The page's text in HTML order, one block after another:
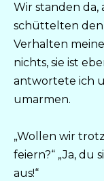
Wir standen
schüttelten den
Verhalten
nichts, sie ist
antwortete ich
umarmen.
„Wollen wir
feiern?“ „Ja,
aus!“